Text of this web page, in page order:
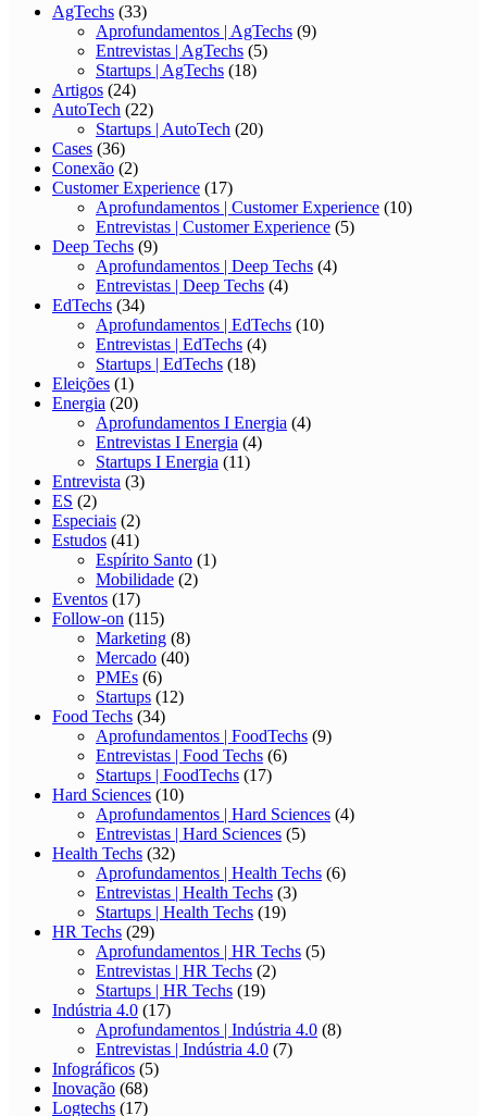
AgTechs (33)
Aprofundamentos | AgTechs (9)
Entrevistas | AgTechs (5)
Startups | AgTechs (18)
Artigos (24)
AutoTech (22)
Startups | AutoTech (20)
Cases (36)
Conexão (2)
Customer Experience (17)
Aprofundamentos | Customer Experience (10)
Entrevistas | Customer Experience (5)
Deep Techs (9)
Aprofundamentos | Deep Techs (4)
Entrevistas | Deep Techs (4)
EdTechs (34)
Aprofundamentos | EdTechs (10)
Entrevistas | EdTechs (4)
Startups | EdTechs (18)
Eleições (1)
Energia (20)
Aprofundamentos I Energia (4)
Entrevistas I Energia (4)
Startups I Energia (11)
Entrevista (3)
ES (2)
Especiais (2)
Estudos (41)
Espírito Santo (1)
Mobilidade (2)
Eventos (17)
Follow-on (115)
Marketing (8)
Mercado (40)
PMEs (6)
Startups (12)
Food Techs (34)
Aprofundamentos | FoodTechs (9)
Entrevistas | Food Techs (6)
Startups | FoodTechs (17)
Hard Sciences (10)
Aprofundamentos | Hard Sciences (4)
Entrevistas | Hard Sciences (5)
Health Techs (32)
Aprofundamentos | Health Techs (6)
Entrevistas | Health Techs (3)
Startups | Health Techs (19)
HR Techs (29)
Aprofundamentos | HR Techs (5)
Entrevistas | HR Techs (2)
Startups | HR Techs (19)
Indústria 4.0 (17)
Aprofundamentos | Indústria 4.0 (8)
Entrevistas | Indústria 4.0 (7)
Infográficos (5)
Inovação (68)
Logtechs (17)